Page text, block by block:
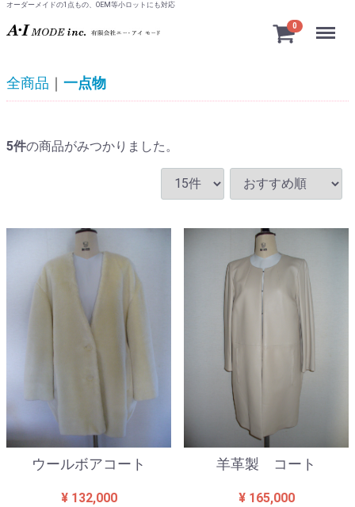
オーダーメイドの1点もの、OEM等小ロットにも対応
0 Menu
全商品 一点物
5件の商品がみつかりました。
ウールボアコート
¥ 132,000
羊革製 コート
¥ 165,000